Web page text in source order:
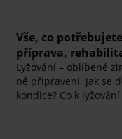
Vše, co
příprava,
Lyžování – oblíbené
ně připraveni. Jak se
kondice? Co k